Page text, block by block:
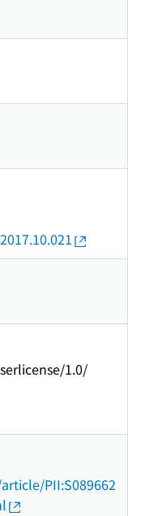
1.0/
PII:S089662